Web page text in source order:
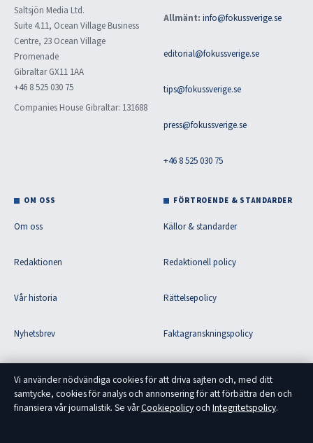
Saltsjön Media Ltd.
Suite 4.11, Ocean Village Business
Centre, 23 Ocean Village
Promenade
Gibraltar GX11 1AA
+46 8 525 030 75
Companies House Gibraltar: 131688
Allmänt: info@fokussverige.se
editorial@fokussverige.se
tips@fokussverige.se
press@fokussverige.se
+46 8 525 030 75
OM OSS
Om oss
Redaktionen
Vår historia
Nyhetsbrev
RSS-flöde
FÖRTROENDE & STANDARDER
Källor & standarder
Redaktionell policy
Rättelsepolicy
Faktagranskningspolicy
Integritetspolicy
Vi använder nödvändiga cookies för att driva sajten och, med ditt
samtycke, cookies för analys och annonsering för att förbättra den och
finansiera vår journalistik. Se vårCookiepolicyoch Integritetspolicy.